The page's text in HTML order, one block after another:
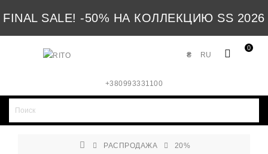
FINAL SALE! -50% НА КОЛЛЕКЦИЮ SS 2026
0
RU
₴
+380993331100
РАСПРОДАЖА 20%